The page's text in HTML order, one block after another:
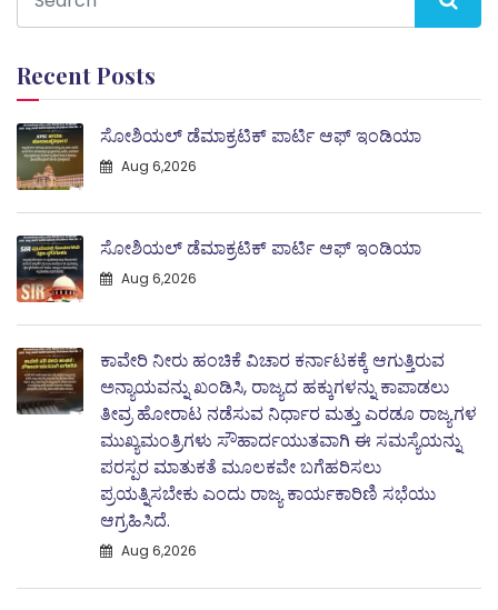
Recent Posts
ಸೋಶಿಯಲ್ ಡೆಮಾಕ್ರಟಿಕ್ ಪಾರ್ಟಿ ಆಫ್ ಇಂಡಿಯಾ
Aug 6,2026
ಸೋಶಿಯಲ್ ಡೆಮಾಕ್ರಟಿಕ್ ಪಾರ್ಟಿ ಆಫ್ ಇಂಡಿಯಾ
Aug 6,2026
ಕಾವೇರಿ ನೀರು ಹಂಚಿಕೆ ವಿಚಾರ ಕರ್ನಾಟಕಕ್ಕೆ ಆಗುತ್ತಿರುವ
ಅನ್ಯಾಯವನ್ನು ಖಂಡಿಸಿ, ರಾಜ್ಯದ ಹಕ್ಕುಗಳನ್ನು ಕಾಪಾಡಲು
ತೀವ್ರ ಹೋರಾಟ ನಡೆಸುವ ನಿರ್ಧಾರ ಮತ್ತು ಎರಡೂ ರಾಜ್ಯಗಳ
ಮುಖ್ಯಮಂತ್ರಿಗಳು ಸೌಹಾರ್ದಯುತವಾಗಿ ಈ ಸಮಸ್ಯೆಯನ್ನು
ಪರಸ್ಪರ ಮಾತುಕತೆ ಮೂಲಕವೇ ಬಗೆಹರಿಸಲು
ಪ್ರಯತ್ನಿಸಬೇಕು ಎಂದು ರಾಜ್ಯ ಕಾರ್ಯಕಾರಿಣಿ ಸಭೆಯು
ಆಗ್ರಹಿಸಿದೆ.
Aug 6,2026